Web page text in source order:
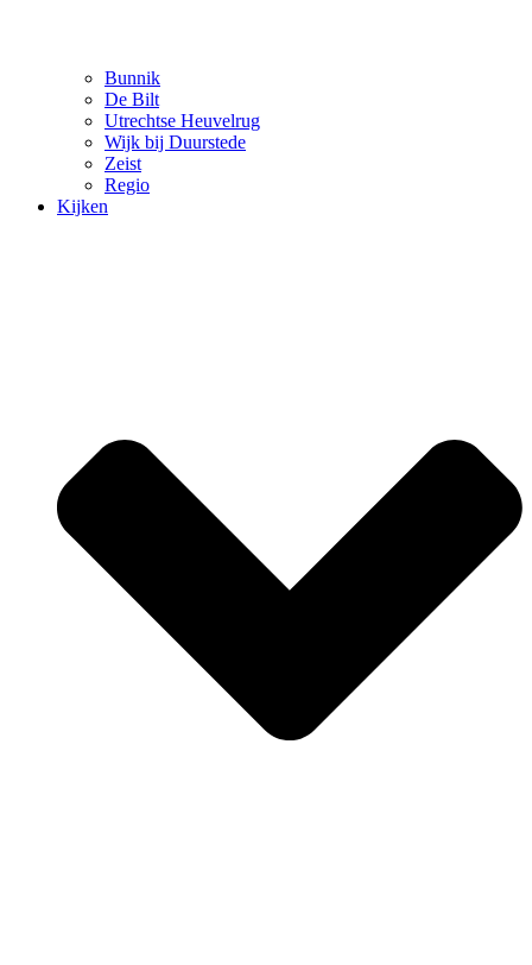
Bunnik
De Bilt
Utrechtse Heuvelrug
Wijk bij Duurstede
Zeist
Regio
Kijken